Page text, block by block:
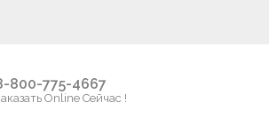
800-775-4667
Online Сейчас !